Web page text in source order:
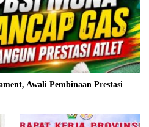
Awali Pembinaan Prestasi